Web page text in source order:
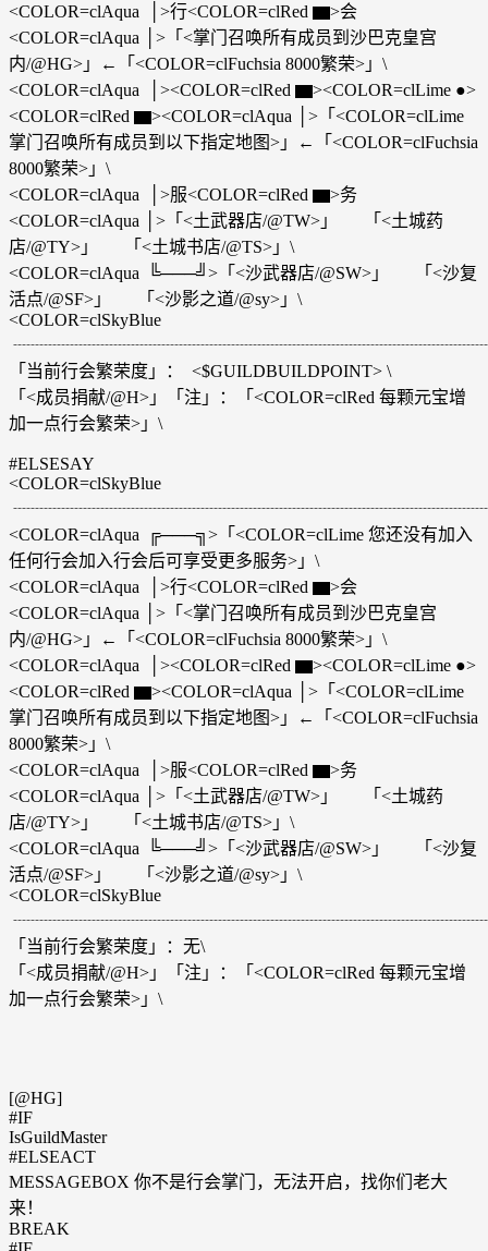
<COLOR=clAqua │>行<COLOR=clRed ▆>会
<COLOR=clAqua │>「<掌门召唤所有成员到沙巴克皇宫
内/@HG>」←「<COLOR=clFuchsia 8000繁荣>」\
<COLOR=clAqua │><COLOR=clRed ▆><COLOR=clLime ●>
<COLOR=clRed ▆><COLOR=clAqua │>「<COLOR=clLime
掌门召唤所有成员到以下指定地图>」←「<COLOR=clFuchsia
8000繁荣>」\
<COLOR=clAqua │>服<COLOR=clRed ▆>务
<COLOR=clAqua │>「<土武器店/@TW>」 「<土城药
店/@TY>」 「<土城书店/@TS>」\
<COLOR=clAqua ╚───╝>「<沙武器店/@SW>」 「<沙复
活点/@SF>」 「<沙影之道/@sy>」\
<COLOR=clSkyBlue
「当前行会繁荣度」： <$GUILDBUILDPOINT> \
「<成员捐献/@H>」「注」：「<COLOR=clRed 每颗元宝增
加一点行会繁荣>」\
#ELSESAY
<COLOR=clSkyBlue
<COLOR=clAqua ╔───╗>「<COLOR=clLime 您还没有加入
任何行会加入行会后可享受更多服务>」\
<COLOR=clAqua │>行<COLOR=clRed ▆>会
<COLOR=clAqua │>「<掌门召唤所有成员到沙巴克皇宫
内/@HG>」←「<COLOR=clFuchsia 8000繁荣>」\
<COLOR=clAqua │><COLOR=clRed ▆><COLOR=clLime ●>
<COLOR=clRed ▆><COLOR=clAqua │>「<COLOR=clLime
掌门召唤所有成员到以下指定地图>」←「<COLOR=clFuchsia
8000繁荣>」\
<COLOR=clAqua │>服<COLOR=clRed ▆>务
<COLOR=clAqua │>「<土武器店/@TW>」 「<土城药
店/@TY>」 「<土城书店/@TS>」\
<COLOR=clAqua ╚───╝>「<沙武器店/@SW>」 「<沙复
活点/@SF>」 「<沙影之道/@sy>」\
<COLOR=clSkyBlue
「当前行会繁荣度」：无\
「<成员捐献/@H>」「注」：「<COLOR=clRed 每颗元宝增
加一点行会繁荣>」\
[@HG]
#IF
IsGuildMaster
#ELSEACT
MESSAGEBOX 你不是行会掌门，无法开启，找你们老大
来！
BREAK